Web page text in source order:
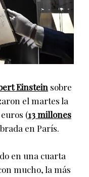
Einstein sobre
el martes la
(13 millones
en París.
en una cuarta
mucho, la más